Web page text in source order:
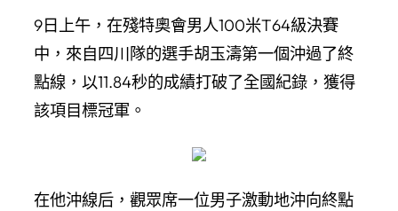
9日上午，在殘特奧會男人100米T64級決賽
中，來自四川隊的選手胡玉濤第一個沖過了終
點線，以11.84秒的成績打破了全國紀錄，獲得
該項目標冠軍。
在他沖線后，觀眾席一位男子激動地沖向終點